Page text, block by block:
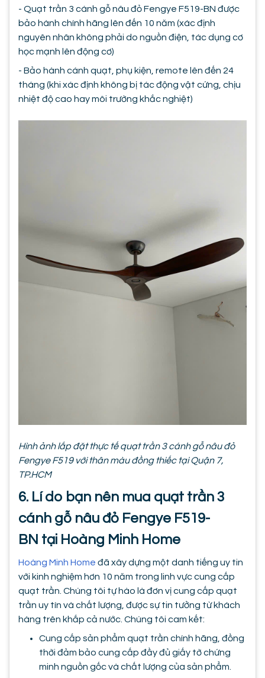
- Quạt trần 3 cánh gỗ nâu đỏ Fengye F519-BN được
bảo hành chính hãng lên đến 10 năm (xác định
nguyên nhân không phải do nguồn điện, tác dụng cơ
học mạnh lên động cơ)
- Bảo hành cánh quạt, phụ kiện, remote lên đến 24
tháng (khi xác định không bị tác động vật cứng, chịu
nhiệt độ cao hay môi trường khắc nghiệt)
Hình ảnh lắp đặt thực tế quạt trần 3 cánh gỗ nâu đỏ
Fengye F519 với thân màu đồng thiếc tại Quận 7,
TP.HCM
6. Lí do bạn nên mua quạt trần 3
cánh gỗ nâu đỏ Fengye F519-
BN tại Hoàng Minh Home
Hoàng Minh Home đã xây dựng một danh tiếng uy tin
với kinh nghiệm hơn 10 năm trong linh vực cung cấp
quạt trần. Chúng tôi tự hào là đơn vị cung cấp quạt
trần uy tín và chất lượng, được sự tin tưởng từ khách
hàng trên khắp cả nước. Chúng tôi cam kết:
Cung cấp sản phẩm quạt trần chính hãng, đồng
thời đảm bảo cung cấp đầy đủ giấy tờ chứng
minh nguồn gốc và chất lượng của sản phẩm.